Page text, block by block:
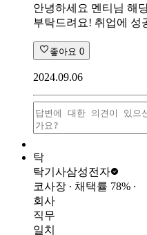
안녕하세요 멘티님 해
부탁드려요! 취업에 성
좋아요 0
2024.09.06
탁
탁기사삼성전자
코사장 ∙ 채택률 78% ∙
회사
직무
일치